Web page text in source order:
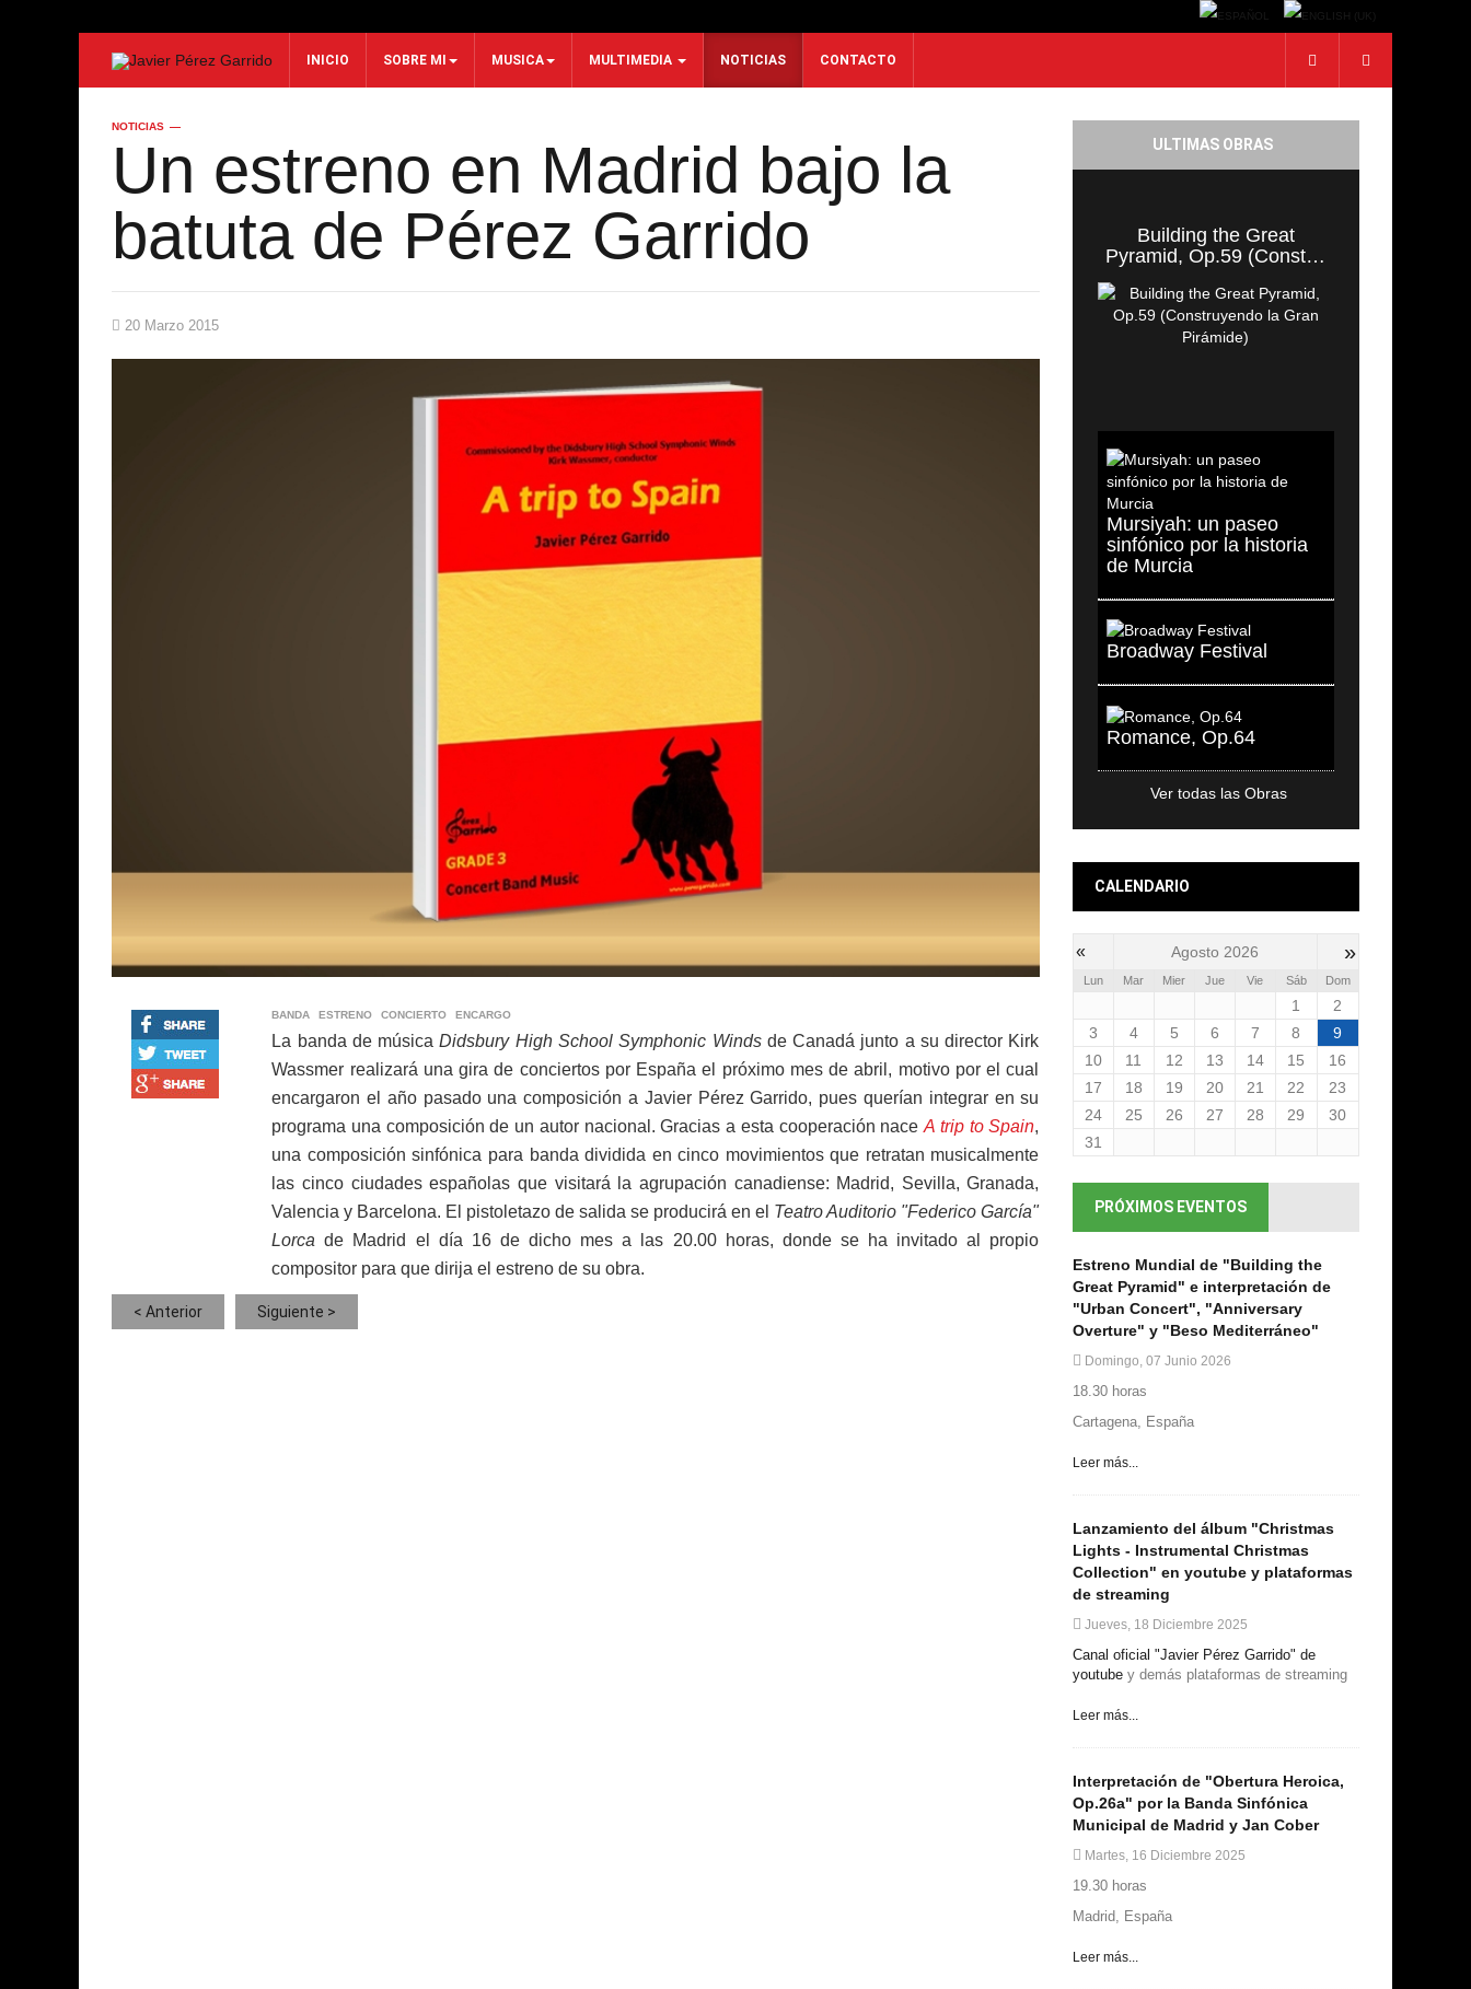
BUSCAR
Buscar...
INICIO SOBRE MI MUSICA MULTIMEDIA NOTICIAS CONTACTO
NOTICIAS
Un estreno en Madrid bajo la
batuta de Pérez Garrido
20 Marzo 2015
BANDA ESTRENO CONCIERTO ENCARGO
La banda de músicaDidsbury High School Symphonic Windsde Canadá junto a su director Kirk
Wassmer realizará una gira de conciertos por España el próximo mes de abril, motivo por el cual
encargaron el año pasado una composición a Javier Pérez Garrido, pues querían integrar en su
programa una composición de un autor nacional. Gracias a esta cooperación naceA trip to Spain,
una composición sinfónica para banda dividida en cinco movimientos que retratan musicalmente
las cinco ciudades españolas que visitará la agrupación canadiense: Madrid, Sevilla, Granada,
Valencia y Barcelona. El pistoletazo de salida se producirá en el Teatro Auditorio "Federico García"
Lorca de Madrid el día 16 de dicho mes a las 20.00 horas, donde se ha invitado al propio
compositor para que dirija el estreno de su obra.
< Anterior Siguiente >
ULTIMAS OBRAS
Building the Great
Pyramid, Op.59 (Const…
Mursiyah: un paseo
sinfónico por la historia
de Murcia
Broadway Festival
Romance, Op.64
Ver todas las Obras
CALENDARIO
« Agosto 2026 »
Lun Mar Mier Jue Vie Sáb Dom
1
2
3
4 5 6 7 8
9
10
11 12 13 14 15
16
17
18 19 20 21 22
23
24
25 26 27 28 29
30
31
PRÓXIMOS EVENTOS
Estreno Mundial de "Building the
Great Pyramid" e interpretación de
"Urban Concert", "Anniversary
Overture" y "Beso Mediterráneo"
Domingo, 07 Junio 2026
18.30 horas
Cartagena, España
Leer más...
Lanzamiento del álbum "Christmas
Lights - Instrumental Christmas
Collection" en youtube y plataformas
de streaming
Jueves, 18 Diciembre 2025
Canal oficial "Javier Pérez Garrido" de
youtubey demás plataformas de streaming
Leer más...
Interpretación de "Obertura Heroica,
Op.26a" por la Banda Sinfónica
Municipal de Madrid y Jan Cober
Martes, 16 Diciembre 2025
19.30 horas
Madrid, España
Leer más...